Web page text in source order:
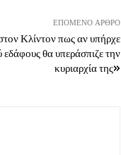
ΕΠΌΜΕΝΟ ΆΡΘΡΟ
Κλίντον πως αν υπήρχε
θα υπεράσπιζε την
κυριαρχία της»